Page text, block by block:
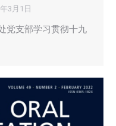
3月1日
党支部学习贯彻十九